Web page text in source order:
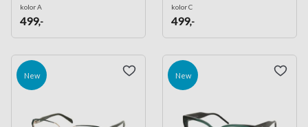
kolor A
499,-
kolor C
499,-
New New